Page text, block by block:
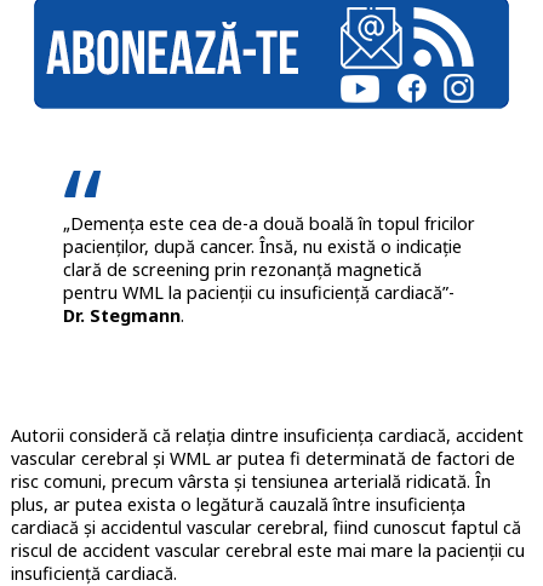
„Demența este cea de-a două boală în topul fricilor
pacienților, după cancer. Însă, nu există o indicație
clară de screening prin rezonanță magnetică
pentru WML la pacienții cu insuficiență cardiacă”-
Dr. Stegmann.
Autorii consideră că relația dintre insuficiența cardiacă, accident
vascular cerebral și WML ar putea fi determinată de factori de
risc comuni, precum vârsta și tensiunea arterială ridicată. În
plus, ar putea exista o legătură cauzală între insuficiența
cardiacă și accidentul vascular cerebral, fiind cunoscut faptul că
riscul de accident vascular cerebral este mai mare la pacienții cu
insuficiență cardiacă.